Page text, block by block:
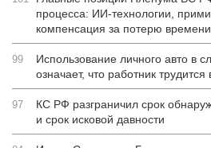
процесса: ИИ-технологии,
компенсация за потерю времени
99
Использование личного авто в
означает, что работник трудится
97
КС РФ разграничил срок
и срок исковой давности